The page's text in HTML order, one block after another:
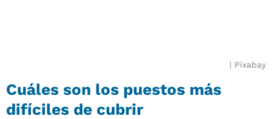
Pixabay
Cuáles son los puestos más
difíciles de cubrir